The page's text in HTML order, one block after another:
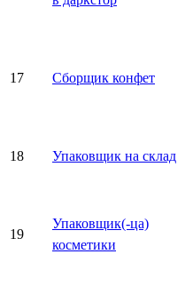
17 Сборщик конфет
18 Упаковщик на склад
19
Упаковщик(-ца)
косметики